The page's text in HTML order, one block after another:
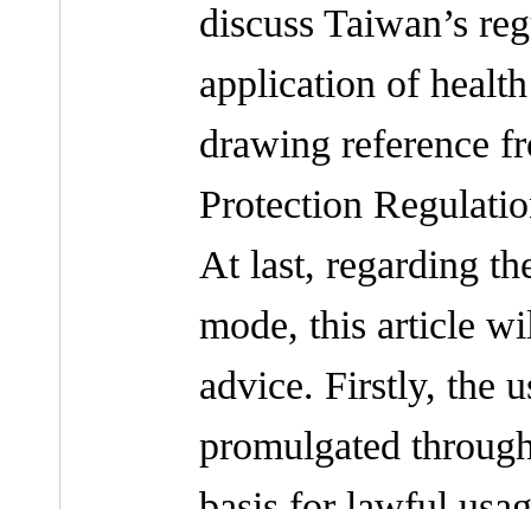
discuss Taiwan’s
application of
drawing reference
Protection
At last, regarding
mode, this article
advice. Firstly, the
promulgated